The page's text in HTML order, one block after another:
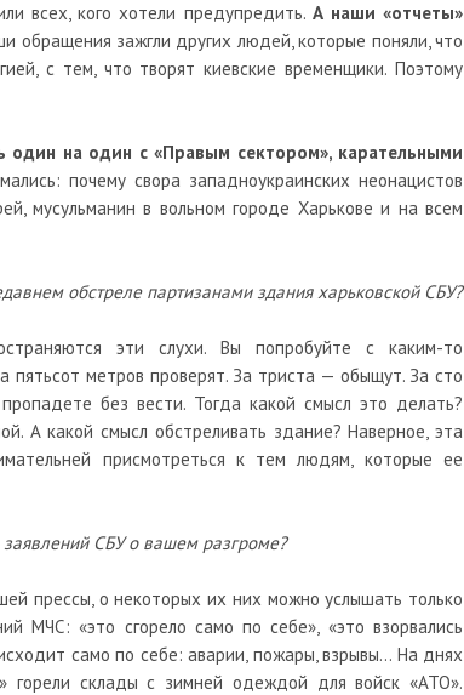
всех, кого хотели предупредить. А наши «отчеты»
обращения зажгли других людей, которые поняли, что
с тем, что творят киевские временщики. Поэтому
на один с «Правым сектором», карательными
почему свора западноукраинских неонацистов
мусульманин в вольном городе Харькове и на всем
обстреле партизанами здания харьковской СБУ?
эти слухи. Вы попробуйте с каким-то
метров проверят. За триста — обыщут. За сто
без вести. Тогда какой смысл это делать?
А какой смысл обстреливать здание? Наверное, эта
присмотреться к тем людям, которые ее
заявлений СБУ о вашем разгроме?
прессы, о некоторых их них можно услышать только
МЧС: «это сгорело само по себе», «это взорвались
само по себе: аварии, пожары, взрывы… На днях
склады с зимней одеждой для войск «АТО».